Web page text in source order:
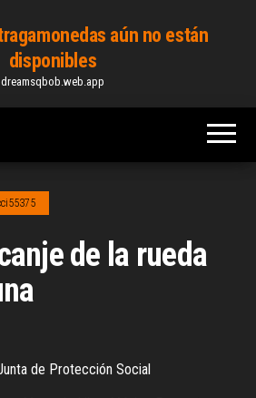
aún no están
disponibles
dreamsqbob.web.app
de la rueda
de Protección Social